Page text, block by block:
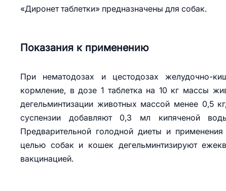
«Диронет таблетки» предназначены для собак.
Показания к применению
При нематодозах и цестодозах желудочно-
кормление, в дозе 1 таблетка на 10 кг массы
дегельминтизации животных массой менее 0,5
суспензии добавляют 0,3 мл кипяченой
Предварительной голодной диеты и
целью собак и кошек дегельминтизируют
вакцинацией.